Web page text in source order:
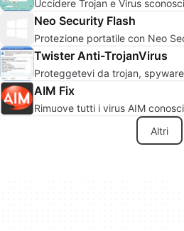
Uccidere Trojan e Virus
Neo Security Flash
Protezione portatile con Neo
Twister Anti-TrojanVirus
Proteggetevi da trojan,
AIM Fix
Rimuove tutti i virus AIM
Altri